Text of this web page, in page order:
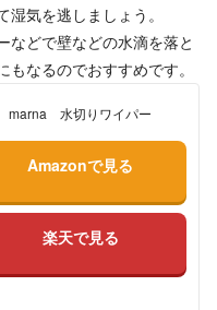
気を逃しましょう。
などで壁などの水滴を落と
なるのでおすすめです。
marna 水切りワイパー
Amazonで見る
楽天で見る